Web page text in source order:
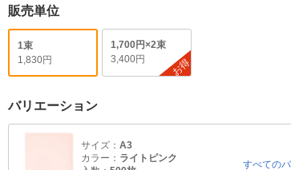
販売単位
1束
1,830円
1,700円×2束
3,400円
お得
バリエーション
サイズ： A3
カラー： ライトピンク
すべての